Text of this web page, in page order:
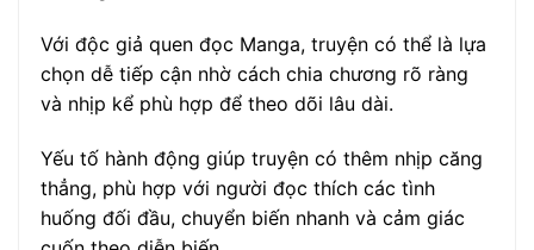
Với độc giả quen đọc Manga, truyện có thể là lựa
chọn dễ tiếp cận nhờ cách chia chương rõ ràng
và nhịp kể phù hợp để theo dõi lâu dài.
Yếu tố hành động giúp truyện có thêm nhịp căng
thẳng, phù hợp với người đọc thích các tình
huống đối đầu, chuyển biến nhanh và cảm giác